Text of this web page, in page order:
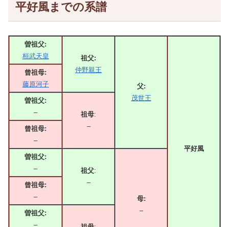
平好風までの系譜
曽祖父:
桓武天皇
祖父:
仲野親王
父:
茂世王
平好風
曾祖母:
藤原河子
曽祖父:
–
祖母:
–
曾祖母:
–
曽祖父:
–
祖父:
–
母:
–
曾祖母:
–
曽祖父:
–